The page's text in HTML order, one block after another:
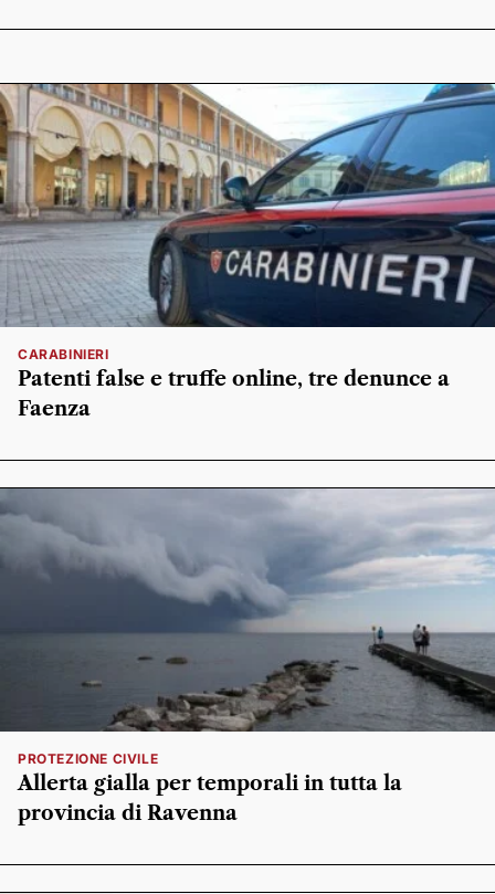
CARABINIERI
Patenti false e truffe online, tre denunce a
Faenza
PROTEZIONE CIVILE
Allerta gialla per temporali in tutta la
provincia di Ravenna